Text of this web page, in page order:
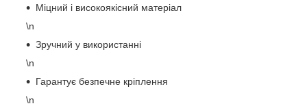
Міцний і високоякісний матеріал
\n
Зручний у використанні
\n
Гарантує безпечне кріплення
\n